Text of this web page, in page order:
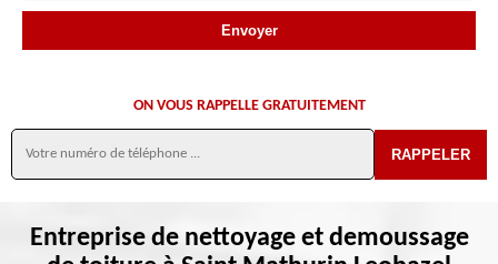
ON VOUS RAPPELLE GRATUITEMENT
Entreprise de nettoyage et demoussage